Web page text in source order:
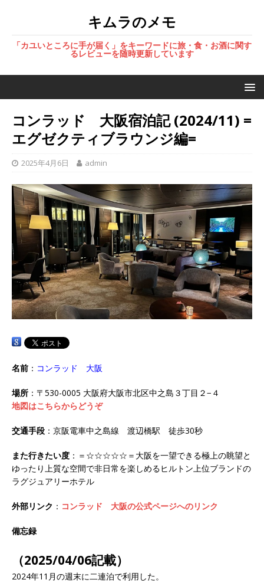
キムラのメモ
「カユいところに手が届く」をキーワードに旅・食・お酒に関す
るレビューを随時更新しています
コンラッド 大阪宿泊記 (2024/11) =
エグゼクティブラウンジ編=
2025年4月6日 admin
名前 ： コンラッド 大阪
場所 ：〒530-0005 大阪府大阪市北区中之島３丁目２−４
地図はこちらからどうぞ
交通手段 ：京阪電車中之島線 渡辺橋駅 徒歩30秒
また行きたい度 ：＝☆☆☆☆☆＝大阪を一望できる極上の眺望と
ゆったり上質な空間で非日常を楽しめるヒルトン上位ブランドの
ラグジュアリーホテル
外部リンク ： コンラッド 大阪の公式ページへのリンク
備忘録
（2025/04/06記載）
2024年11月の週末に二連泊で利用した。